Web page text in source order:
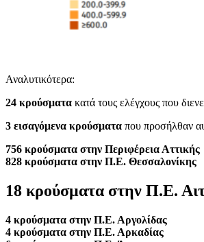
Αναλυτικότερα:
24 κρούσματα κατά τους ελέγχους που
3 εισαγόμενα κρούσματα που προσήλθαν
756 κρούσματα στην Περιφέρεια Αττικής
828 κρούσματα στην Π.Ε. Θεσσαλονίκης
18 κρούσματα στην Π.Ε.
4 κρούσματα στην Π.Ε. Αργολίδας
4 κρούσματα στην Π.Ε. Αρκαδίας